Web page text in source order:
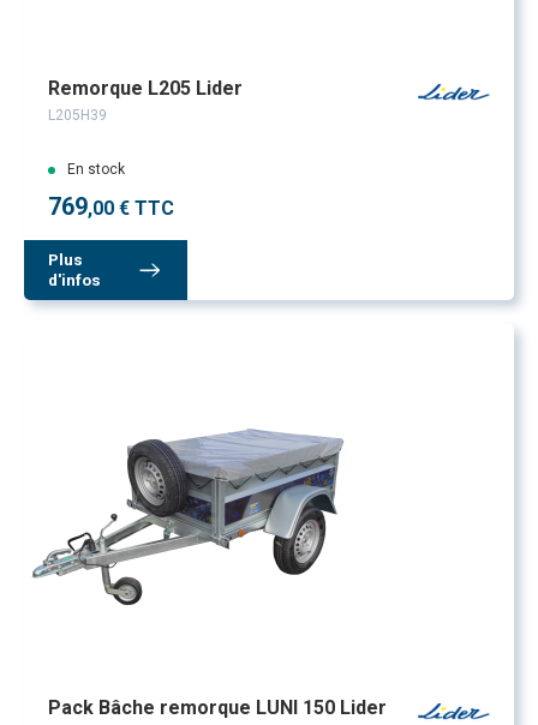
Remorque L205 Lider
L205H39
En stock
769,00 € TTC
Plus
d'infos
Pack Bâche remorque LUNI 150 Lider